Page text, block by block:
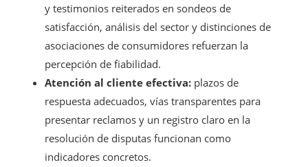
y testimonios reiterados en sondeos de
satisfacción, análisis del sector y distinciones de
asociaciones de consumidores refuerzan la
percepción de fiabilidad.
Atención al cliente efectiva: plazos de
respuesta adecuados, vías transparentes para
presentar reclamos y un registro claro en la
resolución de disputas funcionan como
indicadores concretos.